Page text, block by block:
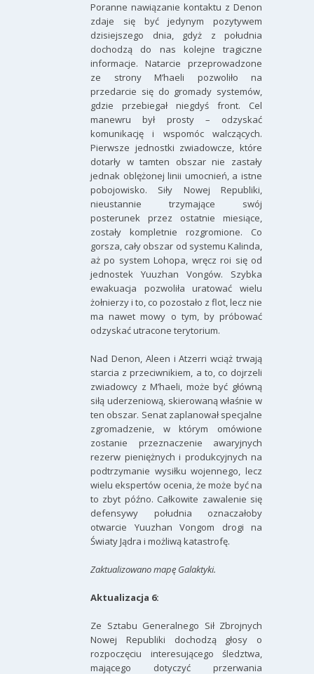
Poranne nawiązanie kontaktu z Denon
zdaje się być jedynym pozytywem
dzisiejszego dnia, gdyż z południa
dochodzą do nas kolejne tragiczne
informacje. Natarcie przeprowadzone
ze strony M’haeli pozwoliło na
przedarcie się do gromady systemów,
gdzie przebiegał niegdyś front. Cel
manewru był prosty – odzyskać
komunikację i wspomóc walczących.
Pierwsze jednostki zwiadowcze, które
dotarły w tamten obszar nie zastały
jednak oblężonej linii umocnień, a istne
pobojowisko. Siły Nowej Republiki,
nieustannie trzymające swój
posterunek przez ostatnie miesiące,
zostały kompletnie rozgromione. Co
gorsza, cały obszar od systemu Kalinda,
aż po system Lohopa, wręcz roi się od
jednostek Yuuzhan Vongów. Szybka
ewakuacja pozwoliła uratować wielu
żołnierzy i to, co pozostało z flot, lecz nie
ma nawet mowy o tym, by próbować
odzyskać utracone terytorium.
Nad Denon, Aleen i Atzerri wciąż trwają
starcia z przeciwnikiem, a to, co dojrzeli
zwiadowcy z M’haeli, może być główną
siłą uderzeniową, skierowaną właśnie w
ten obszar. Senat zaplanował specjalne
zgromadzenie, w którym omówione
zostanie przeznaczenie awaryjnych
rezerw pieniężnych i produkcyjnych na
podtrzymanie wysiłku wojennego, lecz
wielu ekspertów ocenia, że może być na
to zbyt późno. Całkowite zawalenie się
defensywy południa oznaczałoby
otwarcie Yuuzhan Vongom drogi na
Światy Jądra i możliwą katastrofę.
Zaktualizowano mapę Galaktyki.
Aktualizacja 6:
Ze Sztabu Generalnego Sił Zbrojnych
Nowej Republiki dochodzą głosy o
rozpoczęciu interesującego śledztwa,
mającego dotyczyć przerwania